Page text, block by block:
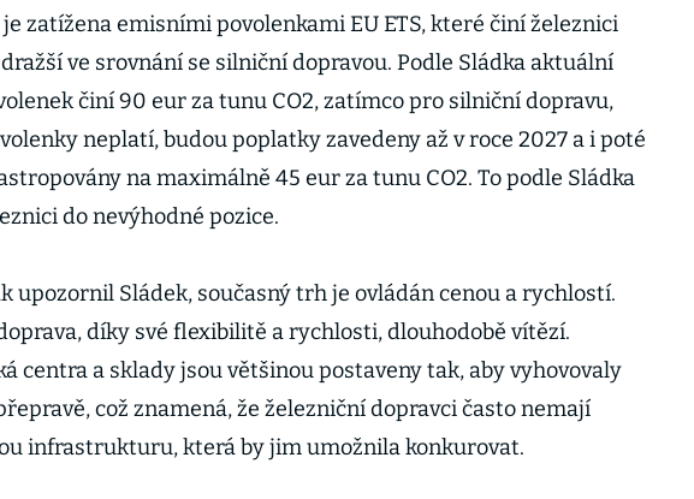
zatížena emisními povolenkami EU ETS, které činí železnici
ve srovnání se silniční dopravou. Podle Sládka aktuální
činí 90 eur za tunu CO2, zatímco pro silniční dopravu,
neplatí, budou poplatky zavedeny až v roce 2027 a i poté
na maximálně 45 eur za tunu CO2. To podle Sládka
do nevýhodné pozice.
upozornil Sládek, současný trh je ovládán cenou a rychlostí.
díky své flexibilitě a rychlosti, dlouhodobě vítězí.
centra a sklady jsou většinou postaveny tak, aby vyhovovaly
což znamená, že železniční dopravci často nemají
infrastrukturu, která by jim umožnila konkurovat.